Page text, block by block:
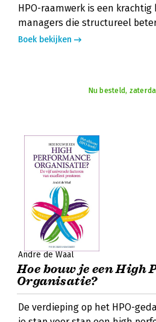
HPO-raamwerk is een krachtig
managers die structureel
Boek bekijken
Nu besteld,
André de Waal
Hoe bouw je een High
Organisatie?
De verdieping op het HPO-